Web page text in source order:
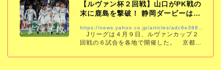
【ルヴァン杯２回戦】山口がPK戦の
末に鹿島を撃破！ 静岡ダービーは磐
https://news.yahoo.co.jp/articles/adc6e388cc96acc624b52160f695e59184cc3420
Jリーグは４月９日、ルヴァンカップ２
回戦の６試合を各地で開催した。 京都は
形に１－０で勝利。町田は仙頭啓矢の得点